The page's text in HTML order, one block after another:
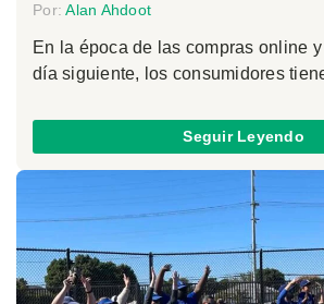
Por:Alan Ahdoot
En la época de las compras online y
día siguiente, los consumidores
Seguir Leyendo